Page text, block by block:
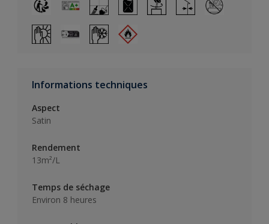
Informations techniques
Aspect
Satin
Rendement
13m²/L
Temps de séchage
Environ 8 heures